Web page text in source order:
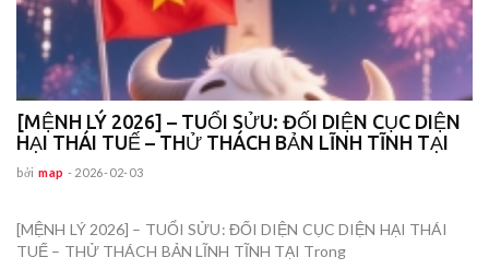
[MỆNH LÝ 2026] – TUỔI SỬU: ĐỐI DIỆN CỤC DIỆN
HẠI THÁI TUẾ – THỬ THÁCH BẢN LĨNH TĨNH TẠI
bởi map - 2026-02-03
[MỆNH LÝ 2026] – TUỔI SỬU: ĐỐI DIỆN CỤC DIỆN HẠI THÁI
TUẾ – THỬ THÁCH BẢN LĨNH TĨNH TẠI Trong